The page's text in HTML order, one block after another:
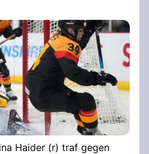
Haider (r) traf gegen